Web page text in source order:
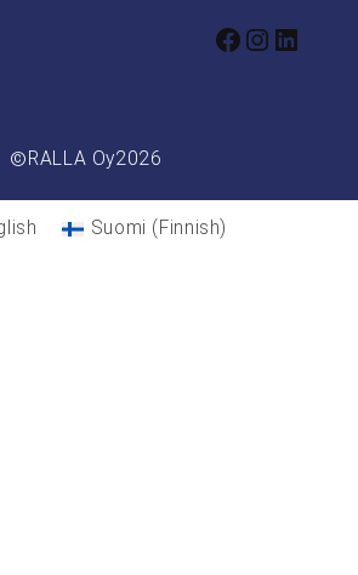
Facebook
© RALLA Oy2026
Suomi ( Finnish)